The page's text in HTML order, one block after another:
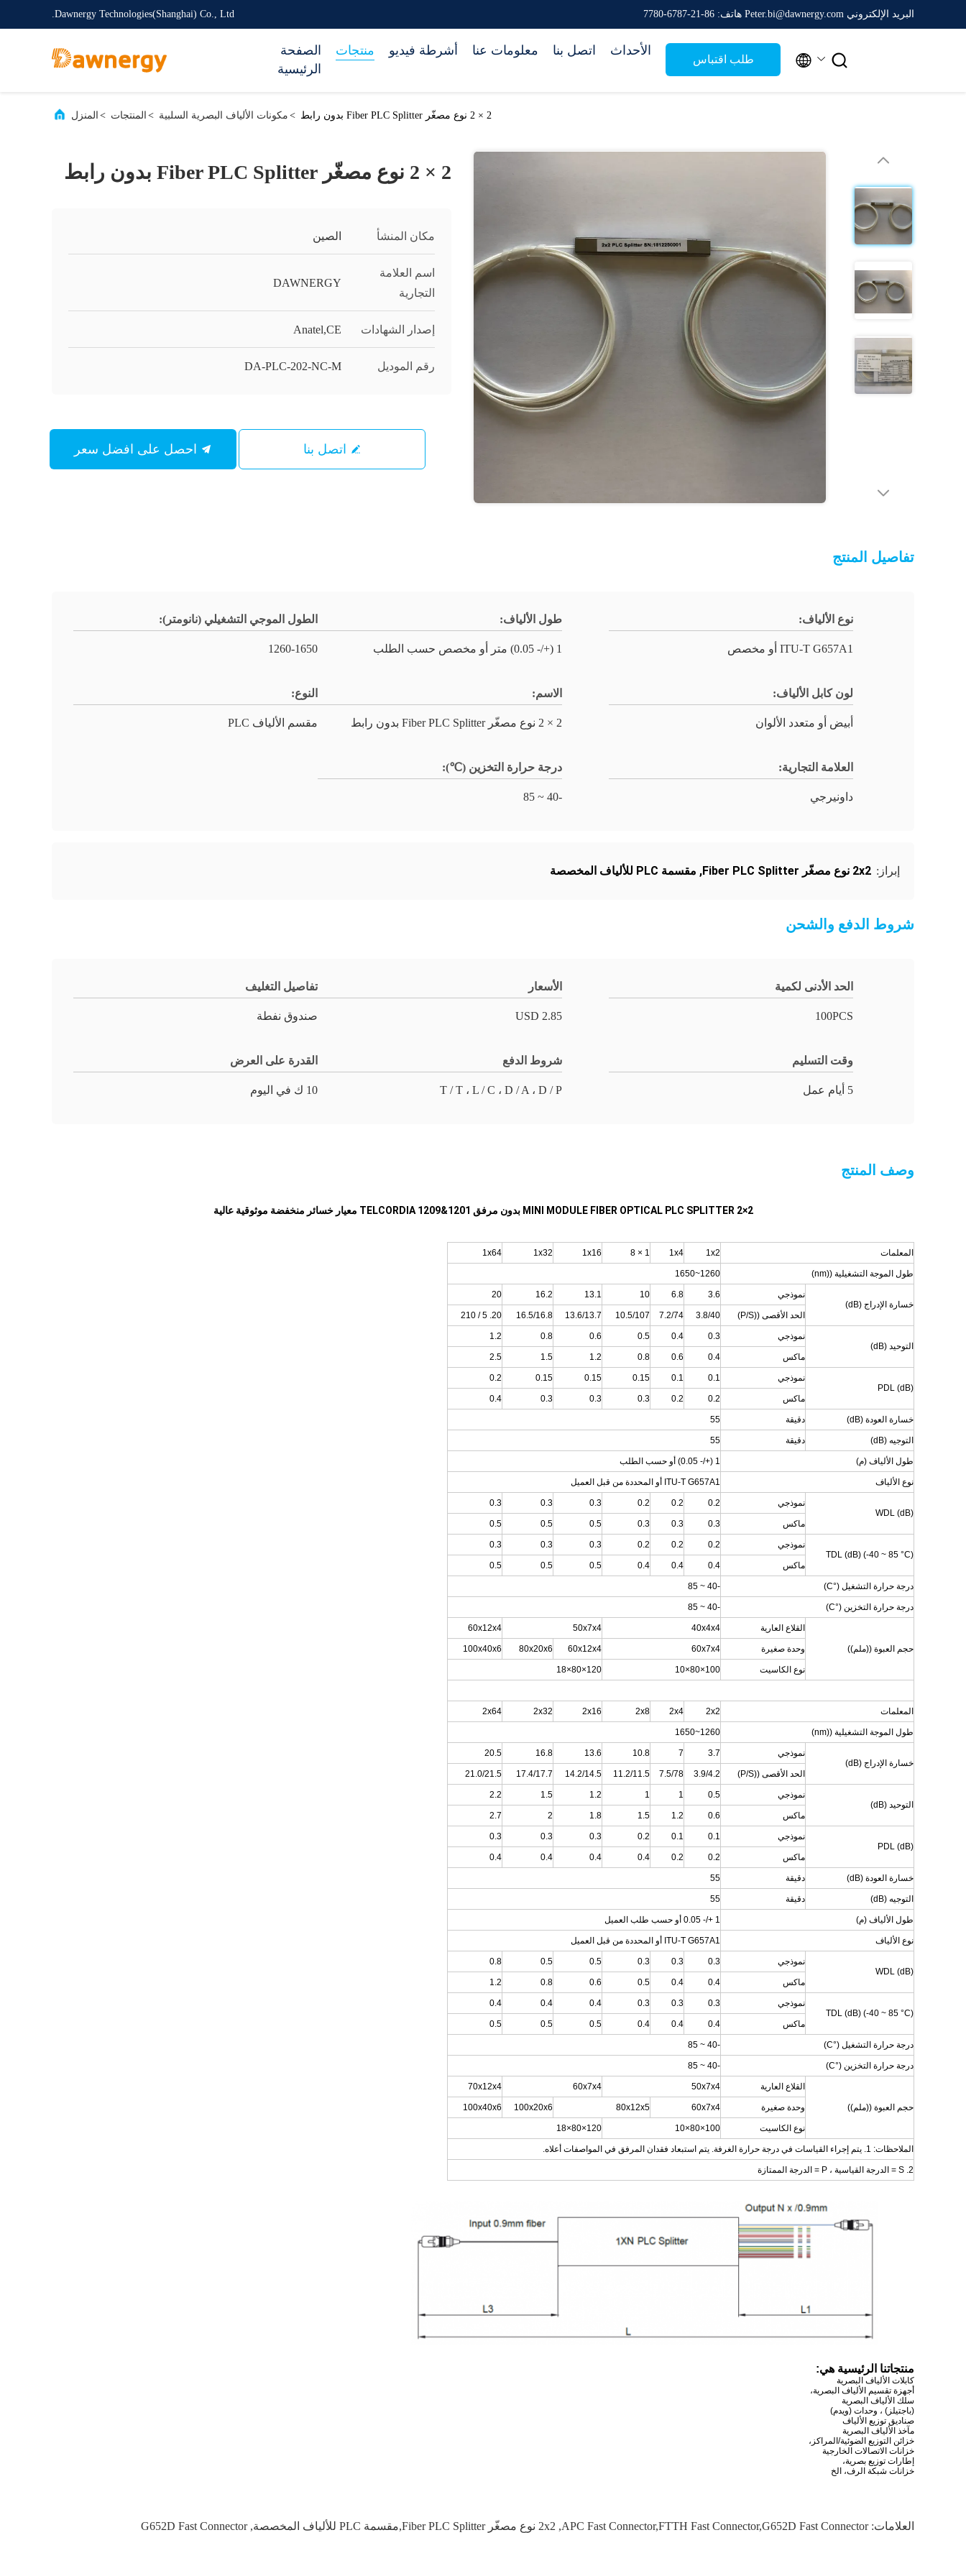
Dawnergy Technologies(Shanghai) Co., Ltd. البريد الإلكتروني Peter.bi@dawnergy.com هاتف: 86-21-6787-7780
الصفحة
الرئيسية
منتجات أشرطة فيديو معلومات عنا اتصل بنا الأحداث
طلب اقتباس  
المنزل > المنتجات > مكونات الألياف البصرية السلبية > 2 × 2 نوع مصغّر Fiber PLC Splitter بدون رابط
2 × 2 نوع مصغّر Fiber PLC Splitter بدون رابط
مكان المنشأ الصين
اسم العلامة
التجارية
DAWNERGY
إصدار الشهادات Anatel,CE
رقم الموديل DA-PLC-202-NC-M
اتصل بنا
تفاصيل المنتج
نوع الألياف:
ITU-T G657A1 أو مخصص
طول الألياف:
1 (+/- 0.05) متر أو مخصص حسب الطلب
الطول الموجي التشغيلي (نانومتر):
1260-1650
لون كابل الألياف:
أبيض أو متعدد الألوان
الاسم:
2 × 2 نوع مصغّر Fiber PLC Splitter بدون رابط
النوع:
مقسم الألياف PLC
العلامة التجارية:
داونيرجي
درجة حرارة التخزين (℃):
-40 ~ 85
إبراز: 2x2 نوع مصغّر Fiber PLC Splitter , مقسمة PLC للألياف المخصصة
شروط الدفع والشحن
الحد الأدنى لكمية
100PCS
الأسعار
2.85 USD
تفاصيل التغليف
صندوق نفطة
وقت التسليم
5 أيام عمل
شروط الدفع
T / T ، L / C ، D / A ، D / P
القدرة على العرض
10 ك في اليوم
وصف المنتج
2×2 MINI MODULE FIBER OPTICAL PLC SPLITTER بدون مرفق TELCORDIA 1209&1201 معيار خسائر منخفضة موثوقية عالية
المعلمات 1x2
1x4
1 × 8
1x16
1x32
1x64
طول الموجة التشغيلية ((nm) 1260~1650
خسارة الإدراج (dB)
نموذجي 3.6
6.8
10
13.1
16.2
20
الحد الأقصى ((P/S) 3.8/40
7.2/74
10.5/107
13.6/13.7
16.5/16.8
20. 5 / 210
التوحيد (dB)
نموذجي 0.3
0.4
0.5
0.6
0.8
1.2
ماكس 0.4
0.6
0.8
1.2
1.5
2.5
PDL (dB)
نموذجي 0.1
0.1
0.15
0.15
0.15
0.2
ماكس 0.2
0.2
0.3
0.3
0.3
0.4
خسارة العودة (dB) دقيقة 55
التوجيه (dB) دقيقة 55
طول الألياف (م) 1 (+/- 0.05) أو حسب الطلب
نوع الألياف ITU-T G657A1 أو المحددة من قبل العميل
WDL (dB)
نموذجي 0.2
0.2
0.2
0.3
0.3
0.3
ماكس 0.3
0.3
0.3
0.5
0.5
0.5
TDL (dB) (-40 ~ 85 °C)
نموذجي 0.2
0.2
0.2
0.3
0.3
0.3
ماكس 0.4
0.4
0.4
0.5
0.5
0.5
درجة حرارة التشغيل (°C) -40 ~ 85
درجة حرارة التخزين (°C) -40 ~ 85
حجم العبوة ((ملم))
القلاع العارية 40x4x4
50x7x4
60x12x4
وحدة صغيرة 60x7x4
60x12x4
80x20x6
100x40x6
نوع الكاسيت 100×80×10
120×80×18
المعلمات 2x2
2x4
2x8
2x16
2x32
2x64
طول الموجة التشغيلية ((nm) 1260~1650
خسارة الإدراج (dB)
نموذجي 3.7
7
10.8
13.6
16.8
20.5
الحد الأقصى ((P/S) 3.9/4.2
7.5/78
11.2/11.5
14.2/14.5
17.4/17.7
21.0/21.5
التوحيد (dB)
نموذجي 0.5
1
1
1.2
1.5
2.2
ماكس 0.6
1.2
1.5
1.8
2
2.7
PDL (dB)
نموذجي 0.1
0.1
0.2
0.3
0.3
0.3
ماكس 0.2
0.2
0.4
0.4
0.4
0.4
خسارة العودة (dB) دقيقة 55
التوجيه (dB) دقيقة 55
طول الألياف (م) 1 +/- 0.05 أو حسب طلب العميل
نوع الألياف ITU-T G657A1 أو المحددة من قبل العميل
WDL (dB)
نموذجي 0.3
0.3
0.3
0.5
0.5
0.8
ماكس 0.4
0.4
0.5
0.6
0.8
1.2
TDL (dB) (-40 ~ 85 °C)
نموذجي 0.3
0.3
0.3
0.4
0.4
0.4
ماكس 0.4
0.4
0.4
0.5
0.5
0.5
درجة حرارة التشغيل (°C) -40 ~ 85
درجة حرارة التخزين (°C) -40 ~ 85
حجم العبوة ((ملم))
القلاع العارية 50x7x4
60x7x4
70x12x4
وحدة صغيرة 60x7x4
80x12x5
100x20x6
100x40x6
نوع الكاسيت 100×80×10
120×80×18
الملاحظات: 1. يتم إجراء القياسات في درجة حرارة الغرفة. يتم استبعاد فقدان المرفق في المواصفات أعلاه.
2. S = الدرجة القياسية ، P = الدرجة الممتازة
منتجاتنا الرئيسية هي:
كابلات الألياف البصرية
أجهزة تقسيم الألياف البصرية،
سلك الألياف البصرية
(باجتيلز) ، وحدات (ويدم)
صناديق توزيع الألياف
مآخذ الألياف البصرية
خزائن التوزيع الضوئية/المراكز،
خزانات الاتصالات الخارجية
إطارات توزيع بصرية،
خزانات شبكة الرف، الخ
العلامات:APC Fast Connector,FTTH Fast Connector,G652D Fast Connector
, 2x2 نوع مصغّر Fiber PLC Splitter,مقسمة PLC للألياف المخصصة ,
G652D Fast Connector